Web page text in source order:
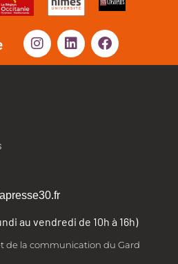
au vendredi de 10h à 16h)
de la communication du Gard